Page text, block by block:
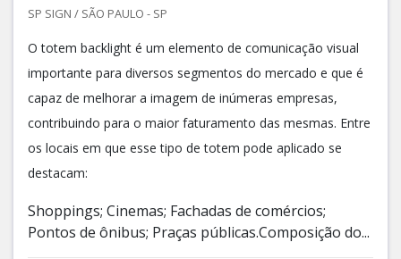
SP SIGN / SÃO PAULO - SP
O totem backlight é um elemento de comunicação visual
importante para diversos segmentos do mercado e que é
capaz de melhorar a imagem de inúmeras empresas,
contribuindo para o maior faturamento das mesmas. Entre
os locais em que esse tipo de totem pode aplicado se
destacam:
Shoppings; Cinemas; Fachadas de comércios;
Pontos de ônibus; Praças públicas.Composição do...